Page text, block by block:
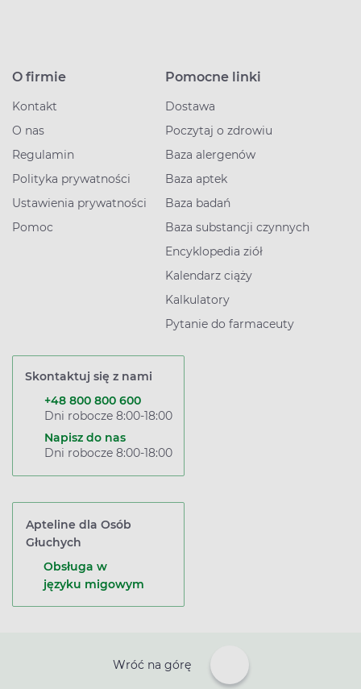
O firmie
Kontakt
O nas
Regulamin
Polityka prywatności
Ustawienia prywatności
Pomoc
Pomocne linki
Dostawa
Poczytaj o zdrowiu
Baza alergenów
Baza aptek
Baza badań
Baza substancji czynnych
Encyklopedia ziół
Kalendarz ciąży
Kalkulatory
Pytanie do farmaceuty
Skontaktuj się z nami
+48 800 800 600
Dni robocze 8:00-18:00
Napisz do nas
Dni robocze 8:00-18:00
Apteline dla Osób
Głuchych
Obsługa w
języku migowym
Wróć na górę